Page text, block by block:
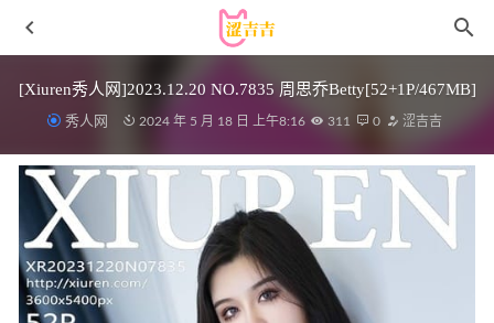
[Xiuren秀人网]2023.12.20 NO.7835 周思乔Betty[52+1P/467MB]
秀人网 2024 年 5 月 18 日 上午8:16 311 0 涩吉吉
[Xiuren秀人网]2024.07.18 NO.8881 小逗逗[80+1P/686MB]